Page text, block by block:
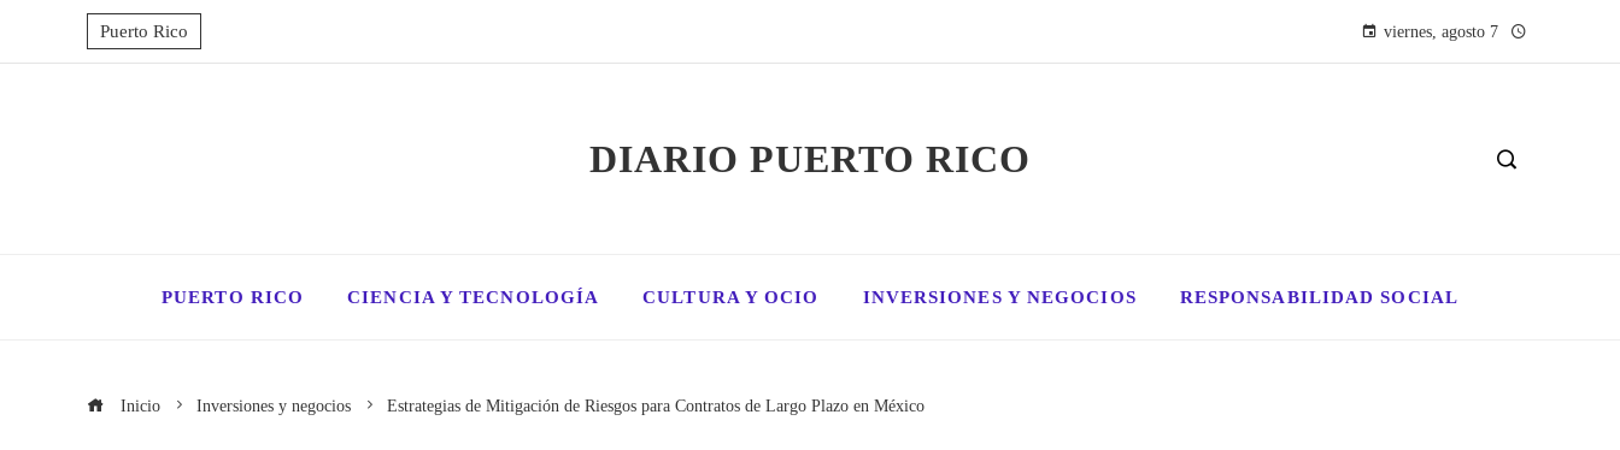
Puerto Rico viernes, agosto 7
DIARIO PUERTO RICO
PUERTO RICO CIENCIA Y TECNOLOGÍA CULTURA Y OCIO INVERSIONES Y NEGOCIOS RESPONSABILIDAD SOCIAL
Inicio Inversiones y negocios Estrategias de Mitigación de Riesgos para Contratos de Largo Plazo en México